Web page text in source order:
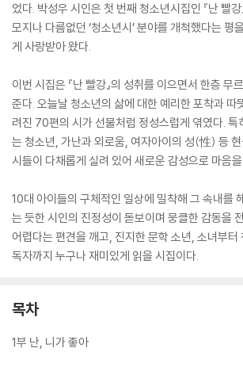
었다. 박성우 시인은 첫 번째 청소년시집인 『난 빨
모지나 다름없던 ‘청소년시’ 분야를 개척했다는 평
게 사랑받아 왔다.
이번 시집은 『난 빨강』의 성취를 이으면서 한층 무
준다. 오늘날 청소년의 삶에 대한 예리한 포착과 따
려진 70편의 시가 선물처럼 정성스럽게 엮였다.
는 청소년, 가난과 외로움, 여자아이의 성(性) 등
시들이 다채롭게 실려 있어 새로운 감성으로 마음
10대 아이들의 구체적인 일상에 밀착해 그 속내를
는 듯한 시인의 진정성이 돋보이며 뭉클한 감동을
어렵다는 편견을 깨고, 진지한 문학 소년, 소녀부터
독자까지 누구나 재미있게 읽을 시집이다.
목차
1부 난, 니가 좋아